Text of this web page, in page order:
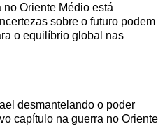
Oriente Médio está
sobre o futuro podem
o equilíbrio global nas
desmantelando o poder
capítulo na guerra no Oriente